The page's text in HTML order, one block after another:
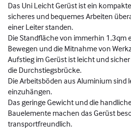
Das Uni Leicht Gerüst ist ein
sicheres und bequemes Arbeiten
einer Leiter standen.
Die Standfläche von immerhin 1,3qm
Bewegen und die Mitnahme von
Aufstieg im Gerüst ist leicht und
die Durchstiegsbrücke.
Die Arbeitsböden aus Aluminium sind
einzuhängen.
Das geringe Gewicht und die
Bauelemente machen das Gerüst
transportfreundlich.